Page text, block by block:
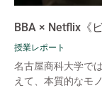
BBA × Netflix《
授業レポート
名古屋商科大学で
えて、本質的なモ